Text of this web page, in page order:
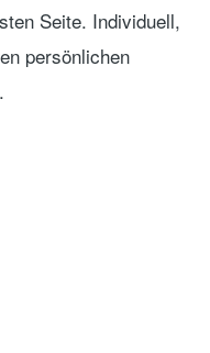
Seite. Individuell,
persönlichen